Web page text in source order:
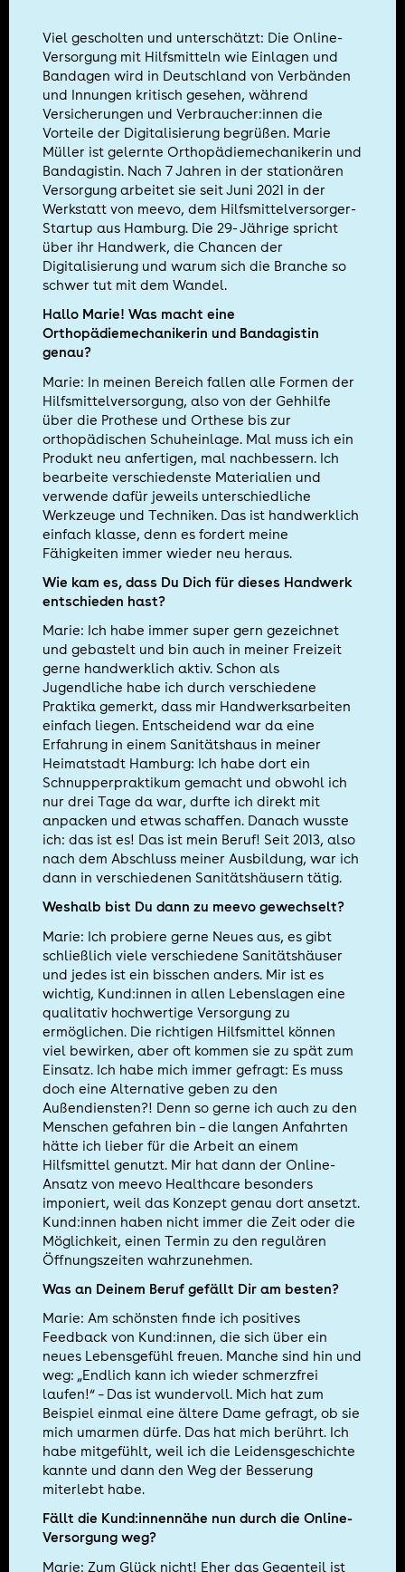
Viel gescholten und unterschätzt: Die Online-
Versorgung mit Hilfsmitteln wie Einlagen und
Bandagen wird in Deutschland von Verbänden
und Innungen kritisch gesehen, während
Versicherungen und Verbraucher:innen die
Vorteile der Digitalisierung begrüßen. Marie
Müller ist gelernte Orthopädiemechanikerin und
Bandagistin. Nach 7 Jahren in der stationären
Versorgung arbeitet sie seit Juni 2021 in der
Werkstatt von meevo, dem Hilfsmittelversorger-
Startup aus Hamburg. Die 29- Jährige spricht
über ihr Handwerk, die Chancen der
Digitalisierung und warum sich die Branche so
schwer tut mit dem Wandel.
Hallo Marie! Was macht eine
Orthopädiemechanikerin und Bandagistin
genau?
Marie: In meinen Bereich fallen alle Formen der
Hilfsmittelversorgung, also von der Gehhilfe
über die Prothese und Orthese bis zur
orthopädischen Schuheinlage. Mal muss ich ein
Produkt neu anfertigen, mal nachbessern. Ich
bearbeite verschiedenste Materialien und
verwende dafür jeweils unterschiedliche
Werkzeuge und Techniken. Das ist handwerklich
einfach klasse, denn es fordert meine
Fähigkeiten immer wieder neu heraus.
Wie kam es, dass Du Dich für dieses Handwerk
entschieden hast?
Marie: Ich habe immer super gern gezeichnet
und gebastelt und bin auch in meiner Freizeit
gerne handwerklich aktiv. Schon als
Jugendliche habe ich durch verschiedene
Praktika gemerkt, dass mir Handwerksarbeiten
einfach liegen. Entscheidend war da eine
Erfahrung in einem Sanitätshaus in meiner
Heimatstadt Hamburg: Ich habe dort ein
Schnupperpraktikum gemacht und obwohl ich
nur drei Tage da war, durfte ich direkt mit
anpacken und etwas schaffen. Danach wusste
ich: das ist es! Das ist mein Beruf! Seit 2013, also
nach dem Abschluss meiner Ausbildung, war ich
dann in verschiedenen Sanitätshäusern tätig.
Weshalb bist Du dann zu meevo gewechselt?
Marie: Ich probiere gerne Neues aus, es gibt
schließlich viele verschiedene Sanitätshäuser
und jedes ist ein bisschen anders. Mir ist es
wichtig, Kund:innen in allen Lebenslagen eine
qualitativ hochwertige Versorgung zu
ermöglichen. Die richtigen Hilfsmittel können
viel bewirken, aber oft kommen sie zu spät zum
Einsatz. Ich habe mich immer gefragt: Es muss
doch eine Alternative geben zu den
Außendiensten?! Denn so gerne ich auch zu den
Menschen gefahren bin – die langen Anfahrten
hätte ich lieber für die Arbeit an einem
Hilfsmittel genutzt. Mir hat dann der Online-
Ansatz von meevo Healthcare besonders
imponiert, weil das Konzept genau dort ansetzt.
Kund:innen haben nicht immer die Zeit oder die
Möglichkeit, einen Termin zu den regulären
Öffnungszeiten wahrzunehmen.
Was an Deinem Beruf gefällt Dir am besten?
Marie: Am schönsten finde ich positives
Feedback von Kund:innen, die sich über ein
neues Lebensgefühl freuen. Manche sind hin und
weg: „Endlich kann ich wieder schmerzfrei
laufen!“ – Das ist wundervoll. Mich hat zum
Beispiel einmal eine ältere Dame gefragt, ob sie
mich umarmen dürfe. Das hat mich berührt. Ich
habe mitgefühlt, weil ich die Leidensgeschichte
kannte und dann den Weg der Besserung
miterlebt habe.
Fällt die Kund:innennähe nun durch die Online-
Versorgung weg?
Marie: Zum Glück nicht! Eher das Gegenteil ist